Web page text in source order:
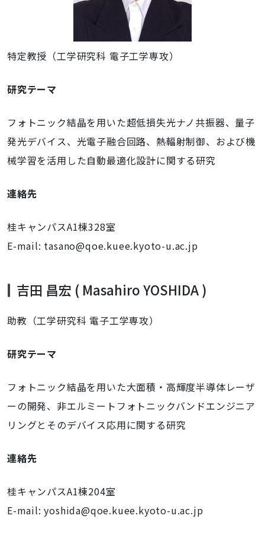
特定教授（工学研究科 電子工学専攻）
研究テーマ
フォトニック結晶を用いた超低損失光ナノ共振器、量子
発光デバイス、光電子融合回路、熱輻射制御、および機
械学習を活用した自動最適化設計に関する研究
連絡先
桂キャンパスA1棟328室
E-mail: tasano@qoe.kuee.kyoto-u.ac.jp
吉田 昌宏 ( Masahiro YOSHIDA)
助教（工学研究科 電子工学専攻）
研究テーマ
フォトニック結晶を用いた大面積・高輝度半導体レーザ
ーの開発、非エルミートフォトニックバンドエンジニア
リングとそのデバイス応用に関する研究
連絡先
桂キャンパスA1棟204室
E-mail: yoshida@qoe.kuee.kyoto-u.ac.jp